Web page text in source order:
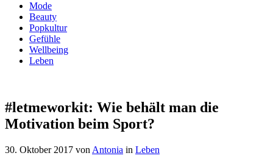
Mode
Beauty
Popkultur
Gefühle
Wellbeing
Leben
#letmeworkit: Wie behält man die
Motivation beim Sport?
30. Oktober 2017 von Antonia in Leben